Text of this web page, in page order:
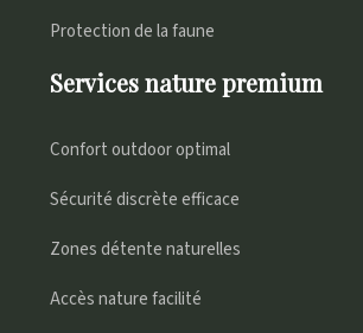
Protection de la faune
Services nature premium
Confort outdoor optimal
Sécurité discrète efficace
Zones détente naturelles
Accès nature facilité